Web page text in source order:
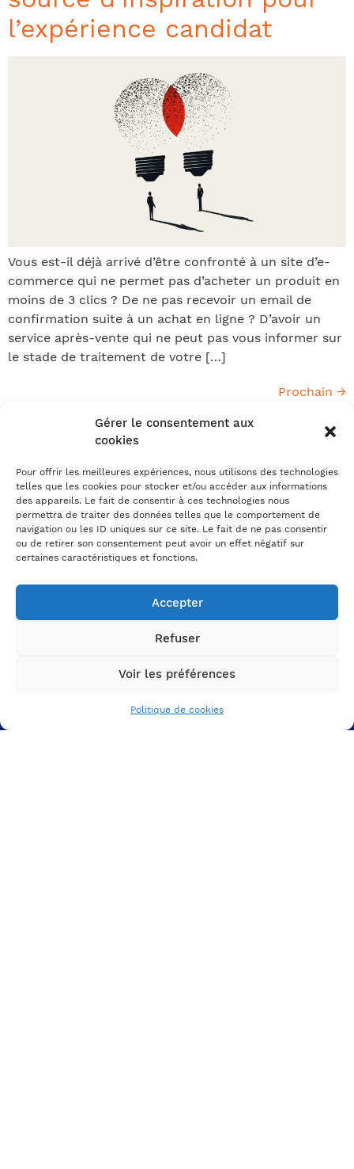
Gérer le consentement aux
cookies
Pour offrir les meilleures expériences, nous utilisons des technologies
telles que les cookies pour stocker et/ou accéder aux informations
des appareils. Le fait de consentir à ces technologies nous
permettra de traiter des données telles que le comportement de
navigation ou les ID uniques sur ce site. Le fait de ne pas consentir
ou de retirer son consentement peut avoir un effet négatif sur
certaines caractéristiques et fonctions.
Accepter
Refuser
Voir les préférences
Politique de cookies
l’expérience candidat
Vous est-il déjà arrivé d’être confronté à un site d’e-
commerce qui ne permet pas d’acheter un produit en
moins de 3 clics ? De ne pas recevoir un email de
confirmation suite à un achat en ligne ? D’avoir un
service après-vente qui ne peut pas vous informer sur
le stade de traitement de votre […]
Prochain →
Un besoin, un projet ?
On en parle ?
Prenez RDV avec un expert
L'agence